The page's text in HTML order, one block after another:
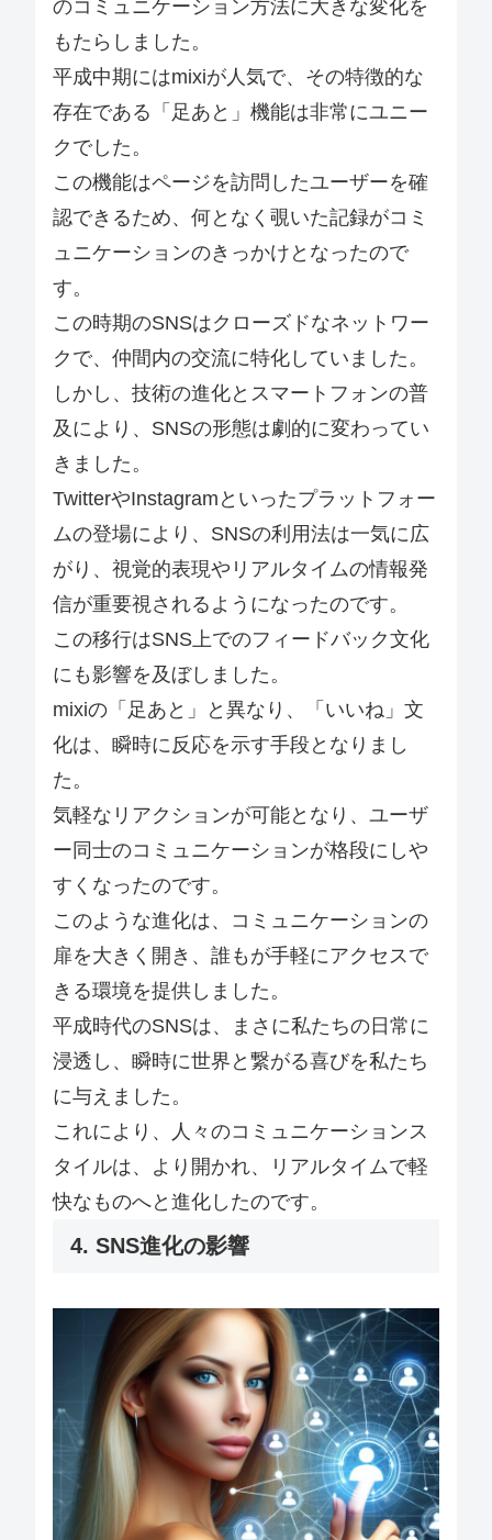
のコミュニケーション方法に大きな変化を
もたらしました。
平成中期にはmixiが人気で、その特徴的な
存在である「足あと」機能は非常にユニー
クでした。
この機能はページを訪問したユーザーを確
認できるため、何となく覗いた記録がコミ
ュニケーションのきっかけとなったので
す。
この時期のSNSはクローズドなネットワー
クで、仲間内の交流に特化していました。
しかし、技術の進化とスマートフォンの普
及により、SNSの形態は劇的に変わってい
きました。
TwitterやInstagramといったプラットフォー
ムの登場により、SNSの利用法は一気に広
がり、視覚的表現やリアルタイムの情報発
信が重要視されるようになったのです。
この移行はSNS上でのフィードバック文化
にも影響を及ぼしました。
mixiの「足あと」と異なり、「いいね」文
化は、瞬時に反応を示す手段となりまし
た。
気軽なリアクションが可能となり、ユーザ
ー同士のコミュニケーションが格段にしや
すくなったのです。
このような進化は、コミュニケーションの
扉を大きく開き、誰もが手軽にアクセスで
きる環境を提供しました。
平成時代のSNSは、まさに私たちの日常に
浸透し、瞬時に世界と繋がる喜びを私たち
に与えました。
これにより、人々のコミュニケーションス
タイルは、より開かれ、リアルタイムで軽
快なものへと進化したのです。
4. SNS進化の影響